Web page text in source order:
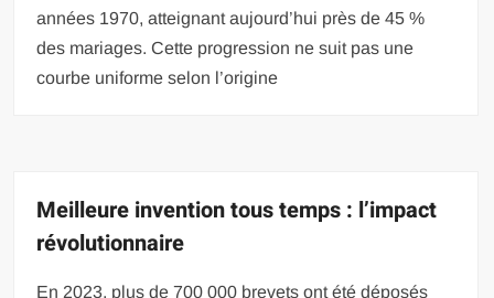
années 1970, atteignant aujourd’hui près de 45 %
des mariages. Cette progression ne suit pas une
courbe uniforme selon l’origine
Meilleure invention tous temps : l’impact
révolutionnaire
En 2023, plus de 700 000 brevets ont été déposés